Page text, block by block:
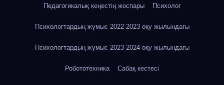
Педагогикалық кеңестің жоспары Психолог
Психологтардың жұмыс 2022-2023 оқу жылындағы
Психологтардың жұмыс 2023-2024 оқу жылындағы
Робототехника Сабақ кестесі